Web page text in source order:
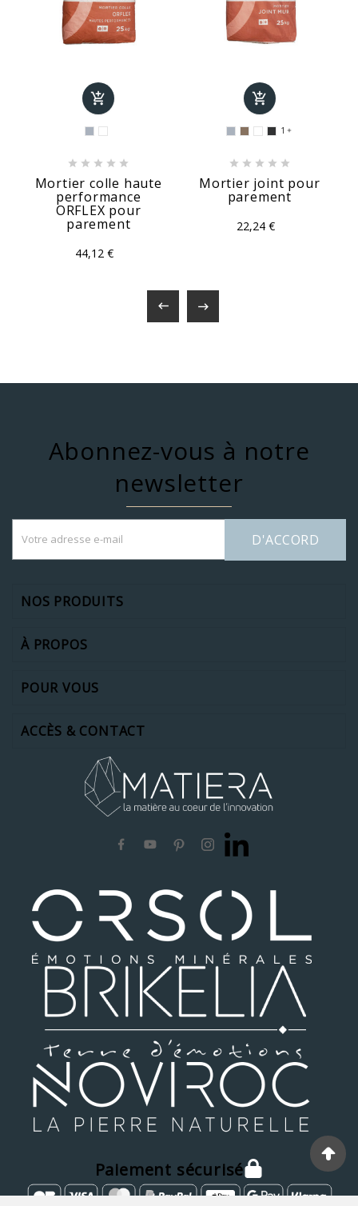

    
Mortier colle haute
performance
ORFLEX pour
parement
44,12 €

1 
    
Mortier joint pour
parement
22,24 €
 
Abonnez-vous à notre
newsletter
D'ACCORD
NOS PRODUITS
À PROPOS
POUR VOUS
ACCÈS & CONTACT
Paiement sécurisé